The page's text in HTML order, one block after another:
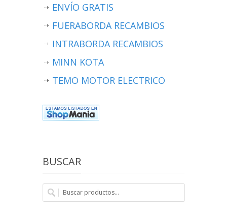
ENVÍO GRATIS
FUERABORDA RECAMBIOS
INTRABORDA RECAMBIOS
MINN KOTA
TEMO MOTOR ELECTRICO
BUSCAR